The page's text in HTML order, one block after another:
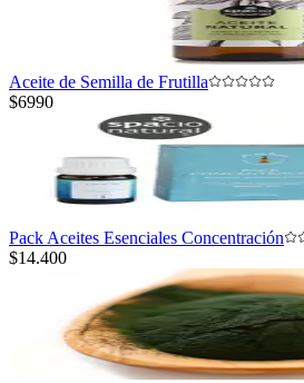
Aceite de Semilla de Frutilla
$6990
Pack Aceites Esenciales Concentración
$14.400